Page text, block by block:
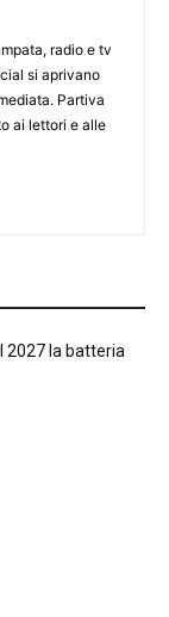
radio e tv
si aprivano
Partiva
ai lettori e alle
2027 la batteria